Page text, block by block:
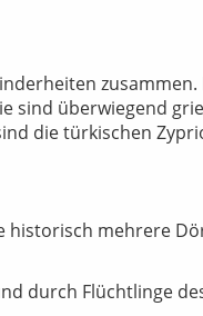
sind überwiegend
die türkischen
historisch mehrere
durch Flüchtlinge